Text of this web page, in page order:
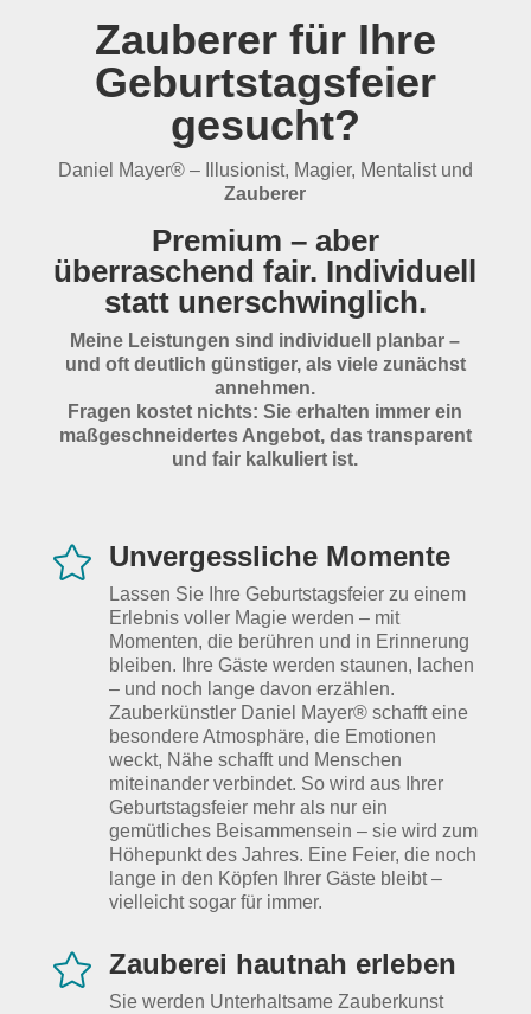
Zauberer für Ihre
Geburtstagsfeier
gesucht?
Daniel Mayer® – Illusionist, Magier, Mentalist und
Zauberer
Premium – aber
überraschend fair. Individuell
statt unerschwinglich.
Meine Leistungen sind individuell planbar –
und oft deutlich günstiger, als viele zunächst
annehmen.
Fragen kostet nichts: Sie erhalten immer ein
maßgeschneidertes Angebot, das transparent
und fair kalkuliert ist.
 Unvergessliche Momente
Lassen Sie Ihre Geburtstagsfeier zu einem
Erlebnis voller Magie werden – mit
Momenten, die berühren und in Erinnerung
bleiben. Ihre Gäste werden staunen, lachen
– und noch lange davon erzählen.
Zauberkünstler Daniel Mayer® schafft eine
besondere Atmosphäre, die Emotionen
weckt, Nähe schafft und Menschen
miteinander verbindet. So wird aus Ihrer
Geburtstagsfeier mehr als nur ein
gemütliches Beisammensein – sie wird zum
Höhepunkt des Jahres. Eine Feier, die noch
lange in den Köpfen Ihrer Gäste bleibt –
vielleicht sogar für immer.
 Zauberei hautnah erleben
Sie werden Unterhaltsame Zauberkunst